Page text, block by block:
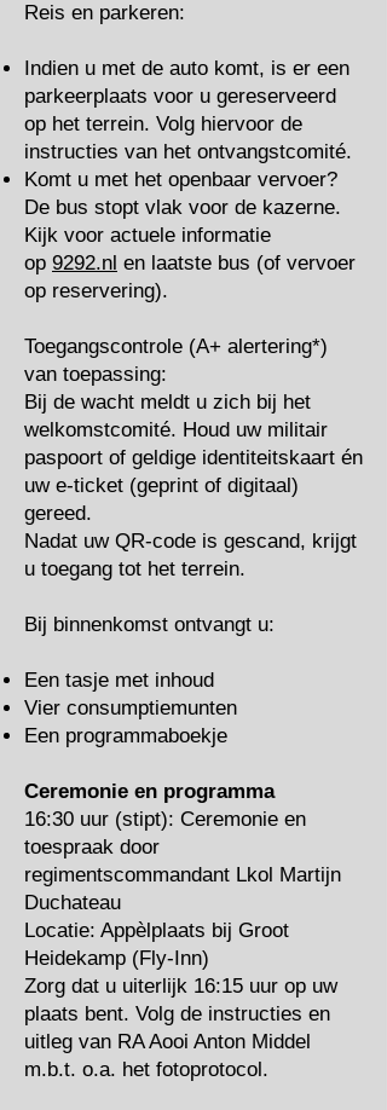
Reis en parkeren:
Indien u met de auto komt, is er een
parkeerplaats voor u gereserveerd
op het terrein. Volg hiervoor de
instructies van het ontvangstcomité.
Komt u met het openbaar vervoer?
De bus stopt vlak voor de kazerne.
Kijk voor actuele informatie
op 9292.nl en laatste bus (of vervoer
op reservering).
Toegangscontrole (A+ alertering*)
van toepassing:
Bij de wacht meldt u zich bij het
welkomstcomité. Houd uw militair
paspoort of geldige identiteitskaart én
uw e-ticket (geprint of digitaal)
gereed.
Nadat uw QR-code is gescand, krijgt
u toegang tot het terrein.
Bij binnenkomst ontvangt u:
Een tasje met inhoud
Vier consumptiemunten
Een programmaboekje
Ceremonie en programma
16:30 uur (stipt): Ceremonie en
toespraak door
regimentscommandant Lkol Martijn
Duchateau
Locatie: Appèlplaats bij Groot
Heidekamp (Fly-Inn)
Zorg dat u uiterlijk 16:15 uur op uw
plaats bent. Volg de instructies en
uitleg van RA Aooi Anton Middel
m.b.t. o.a. het fotoprotocol.